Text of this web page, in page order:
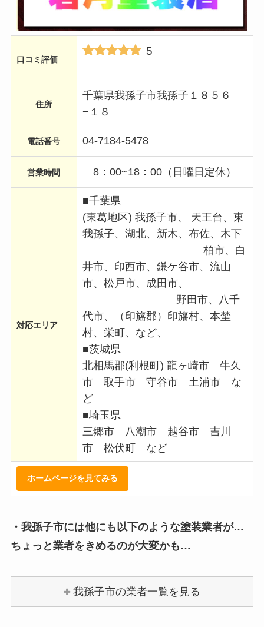
口コミ評価
5
住所
千葉県我孫子市我孫子１８５６
−１８
電話番号 04-7184-5478
営業時間 8：00~18：00（日曜日定休）
対応エリア
■千葉県
(東葛地区) 我孫子市、 天王台、東
我孫子、湖北、新木、布佐、木下
柏市、白
井市、印西市、鎌ケ谷市、流山
市、松戸市、成田市、
野田市、八千
代市、（印旛郡）印旛村、本埜
村、栄町、など、
■茨城県
北相馬郡(利根町) 龍ヶ崎市 牛久
市 取手市 守谷市 土浦市 な
ど
■埼玉県
三郷市 八潮市 越谷市 吉川
市 松伏町 など
ホームページを見てみる
・我孫子市には他にも以下のような塗装業者が…
ちょっと業者をきめるのが大変かも…
我孫子市の業者一覧を見る